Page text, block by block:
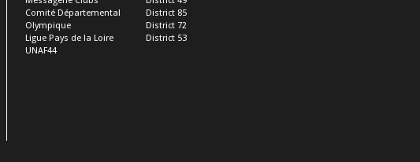
Comité Départemental
Olympique
Ligue Pays de la Loire
UNAF44
District 85
District 72
District 53